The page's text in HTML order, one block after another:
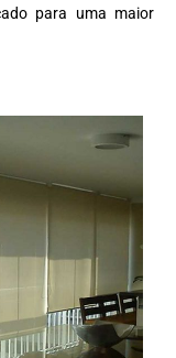
para uma maior